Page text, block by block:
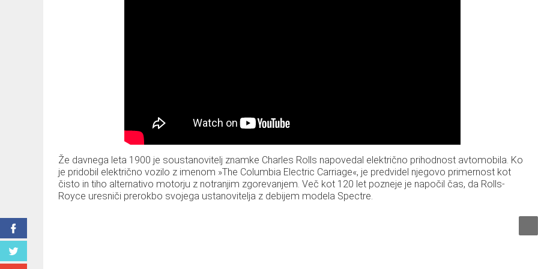
Že davnega leta 1900 je soustanovitelj znamke Charles Rolls napovedal električno prihodnost avtomobila. Ko
je pridobil električno vozilo z imenom »The Columbia Electric Carriage«, je predvidel njegovo primernost kot
čisto in tiho alternativo motorju z notranjim zgorevanjem. Več kot 120 let pozneje je napočil čas, da Rolls-
Royce uresniči prerokbo svojega ustanovitelja z debijem modela Spectre.